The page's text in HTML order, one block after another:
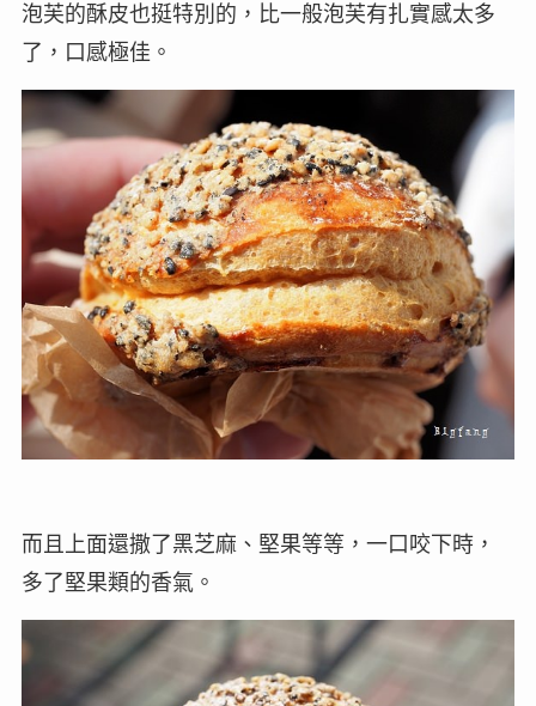
泡芙的酥皮也挺特別的，比一般泡芙有扎實感太多
了，口感極佳。
而且上面還撒了黑芝麻、堅果等等，一口咬下時，
多了堅果類的香氣。